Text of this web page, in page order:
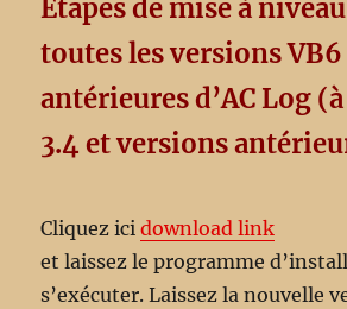
Étapes de mise à
toutes les versions VB6
antérieures d’AC Log
3.4 et versions
Cliquez icidownload link
et laissez le programme
s’exécuter. Laissez la nouvelle